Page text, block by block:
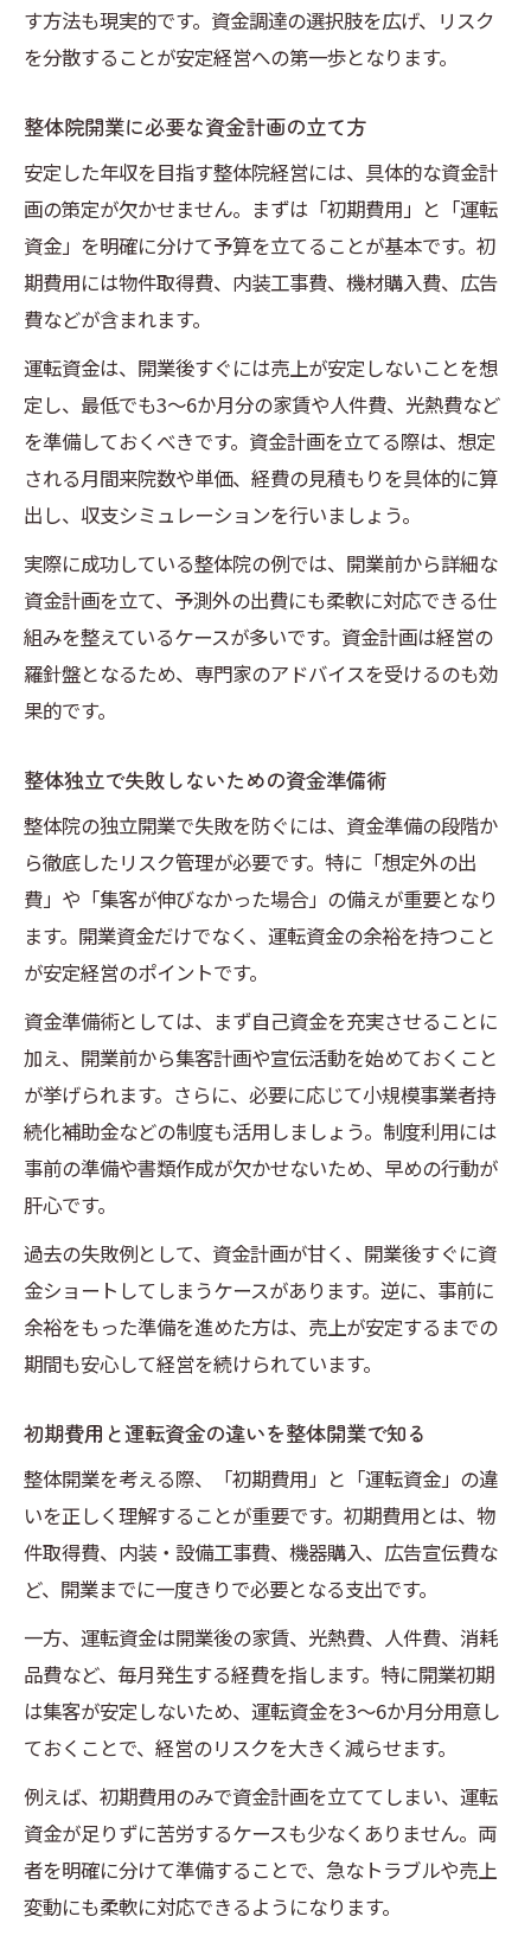
す方法も現実的です。資金調達の選択肢を広げ、リスク
を分散することが安定経営への第一歩となります。
整体院開業に必要な資金計画の立て方
安定した年収を目指す整体院経営には、具体的な資金計
画の策定が欠かせません。まずは「初期費用」と「運転
資金」を明確に分けて予算を立てることが基本です。初
期費用には物件取得費、内装工事費、機材購入費、広告
費などが含まれます。
運転資金は、開業後すぐには売上が安定しないことを想
定し、最低でも3〜6か月分の家賃や人件費、光熱費など
を準備しておくべきです。資金計画を立てる際は、想定
される月間来院数や単価、経費の見積もりを具体的に算
出し、収支シミュレーションを行いましょう。
実際に成功している整体院の例では、開業前から詳細な
資金計画を立て、予測外の出費にも柔軟に対応できる仕
組みを整えているケースが多いです。資金計画は経営の
羅針盤となるため、専門家のアドバイスを受けるのも効
果的です。
整体独立で失敗しないための資金準備術
整体院の独立開業で失敗を防ぐには、資金準備の段階か
ら徹底したリスク管理が必要です。特に「想定外の出
費」や「集客が伸びなかった場合」の備えが重要となり
ます。開業資金だけでなく、運転資金の余裕を持つこと
が安定経営のポイントです。
資金準備術としては、まず自己資金を充実させることに
加え、開業前から集客計画や宣伝活動を始めておくこと
が挙げられます。さらに、必要に応じて小規模事業者持
続化補助金などの制度も活用しましょう。制度利用には
事前の準備や書類作成が欠かせないため、早めの行動が
肝心です。
過去の失敗例として、資金計画が甘く、開業後すぐに資
金ショートしてしまうケースがあります。逆に、事前に
余裕をもった準備を進めた方は、売上が安定するまでの
期間も安心して経営を続けられています。
初期費用と運転資金の違いを整体開業で知る
整体開業を考える際、「初期費用」と「運転資金」の違
いを正しく理解することが重要です。初期費用とは、物
件取得費、内装・設備工事費、機器購入、広告宣伝費な
ど、開業までに一度きりで必要となる支出です。
一方、運転資金は開業後の家賃、光熱費、人件費、消耗
品費など、毎月発生する経費を指します。特に開業初期
は集客が安定しないため、運転資金を3〜6か月分用意し
ておくことで、経営のリスクを大きく減らせます。
例えば、初期費用のみで資金計画を立ててしまい、運転
資金が足りずに苦労するケースも少なくありません。両
者を明確に分けて準備することで、急なトラブルや売上
変動にも柔軟に対応できるようになります。